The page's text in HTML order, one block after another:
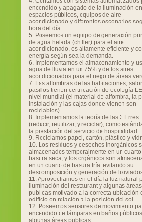
encendido y apagado de la iluminación en
espacios públicos, equipos de aire
acondicionado y diferentes escenarios
hora del día.
5. Poseemos un equipo de generación
de agua helada (chiller) para el aire
acondicionado, es altamente eficiente y
energía según sea la demanda.
6. Implementamos el almacenamiento y
agua de lluvia en un 75% y de los aires
acondicionados para el riego de áreas
7. Las alfombras de las habitaciones,
pasillos tienen certificación de ecología
nivel mundial (el material de alfombra, la
instalación y las cajas donde vienen son
reciclables).
8. Implementamos la teoría de las 3 Erres
(reducir, reutilizar, y reciclar), como
la prestación del servicio de hospitalidad.
9. Reciclamos papel, cartón, plástico y
10. Los residuos y desechos inorgánicos
almacenados temporalmente en un cuarto
basura seca, y los orgánicos son
en un cuarto de basura fría, evitando su
descomposición y generación de
11. Aprovechamos en el día la luz natural
iluminación del restaurant y algunas áreas
publicas motivado a la correcta ubicación
edificio en relación a la posición del sol.
12. Poseemos sensores de movimiento
encendido de lámparas en baños
algunas áreas publicas.